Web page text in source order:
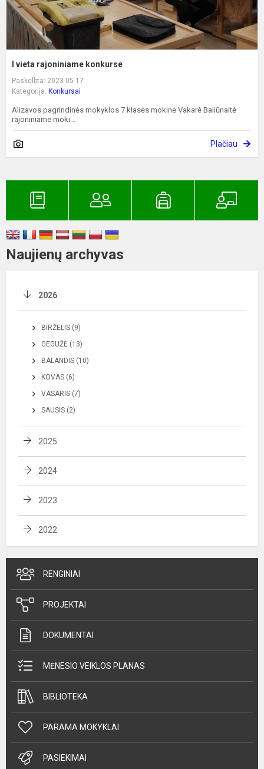
I vieta rajoniniame konkurse
Paskelbta: 2023-05-17
Kategorija: Konkursai
Alizavos pagrindinės mokyklos 7 klasės mokinė Vakarė Baliūnaitė
rajoniniame moki...
Plačiau
Naujienų archyvas
2026
BIRŽELIS (9)
GEGUŽĖ (13)
BALANDIS (10)
KOVAS (6)
VASARIS (7)
SAUSIS (2)
2025
2024
2023
2022
RENGINIAI
PROJEKTAI
DOKUMENTAI
MĖNESIO VEIKLOS PLANAS
BIBLIOTEKA
PARAMA MOKYKLAI
PASIEKIMAI